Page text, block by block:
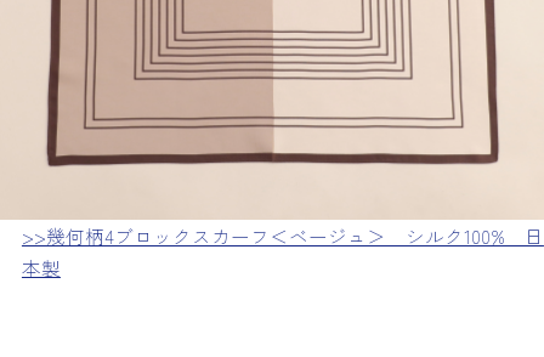
>>幾何柄4ブロックスカーフ＜ベージュ＞ シルク100% 日
本製